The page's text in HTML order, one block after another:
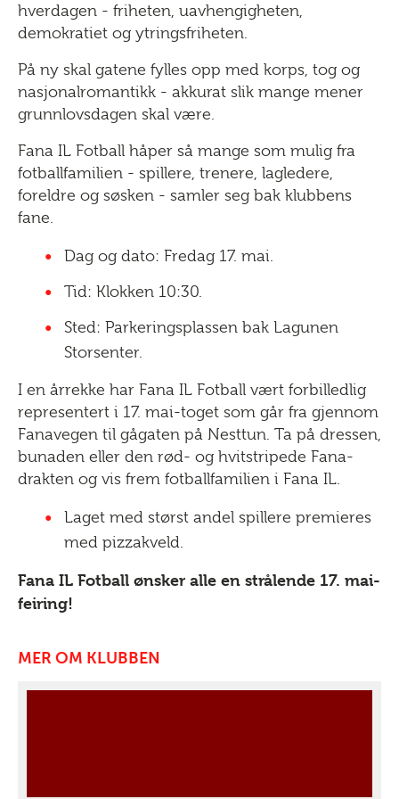
hverdagen - friheten, uavhengigheten,
demokratiet og ytringsfriheten.
På ny skal gatene fylles opp med korps, tog og
nasjonalromantikk - akkurat slik mange mener
grunnlovsdagen skal være.
Fana IL Fotball håper så mange som mulig fra
fotballfamilien - spillere, trenere, lagledere,
foreldre og søsken - samler seg bak klubbens
fane.
Dag og dato: Fredag 17. mai.
Tid: Klokken 10:30.
Sted: Parkeringsplassen bak Lagunen
Storsenter.
I en årrekke har Fana IL Fotball vært forbilledlig
representert i 17. mai-toget som går fra gjennom
Fanavegen til gågaten på Nesttun. Ta på dressen,
bunaden eller den rød- og hvitstripede Fana-
drakten og vis frem fotballfamilien i Fana IL.
Laget med størst andel spillere premieres
med pizzakveld.
Fana IL Fotball ønsker alle en strålende 17. mai-
feiring!
MER OM KLUBBEN